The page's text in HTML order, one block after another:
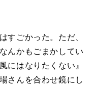
すごかった。ただ、
んかもごまかしてい
にはなりたくない』
さんを合わせ鏡にし